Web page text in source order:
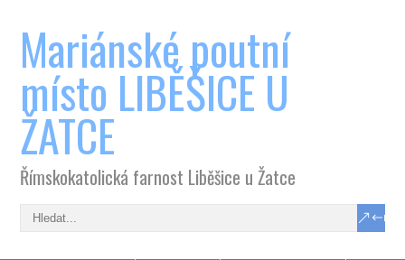
Mariánské poutní
místo LIBĚŠICE U
ŽATCE
Římskokatolická farnost Liběšice u Žatce